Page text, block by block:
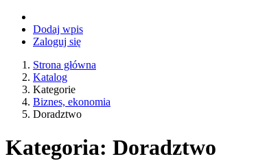
Dodaj wpis
Zaloguj się
Strona główna
Katalog
Kategorie
Biznes, ekonomia
Doradztwo
Kategoria: Doradztwo